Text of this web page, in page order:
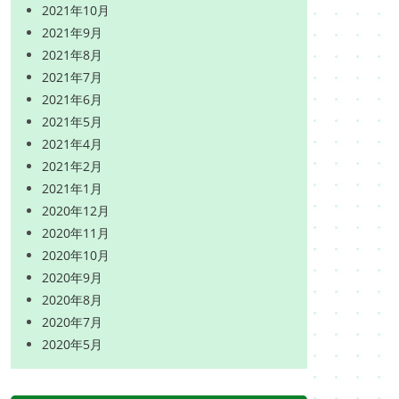
2021年10月
2021年9月
2021年8月
2021年7月
2021年6月
2021年5月
2021年4月
2021年2月
2021年1月
2020年12月
2020年11月
2020年10月
2020年9月
2020年8月
2020年7月
2020年5月